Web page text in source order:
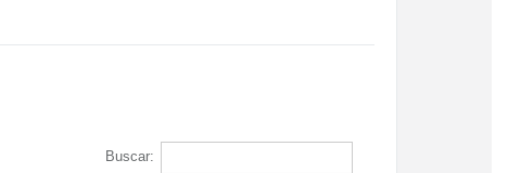
Buscar: